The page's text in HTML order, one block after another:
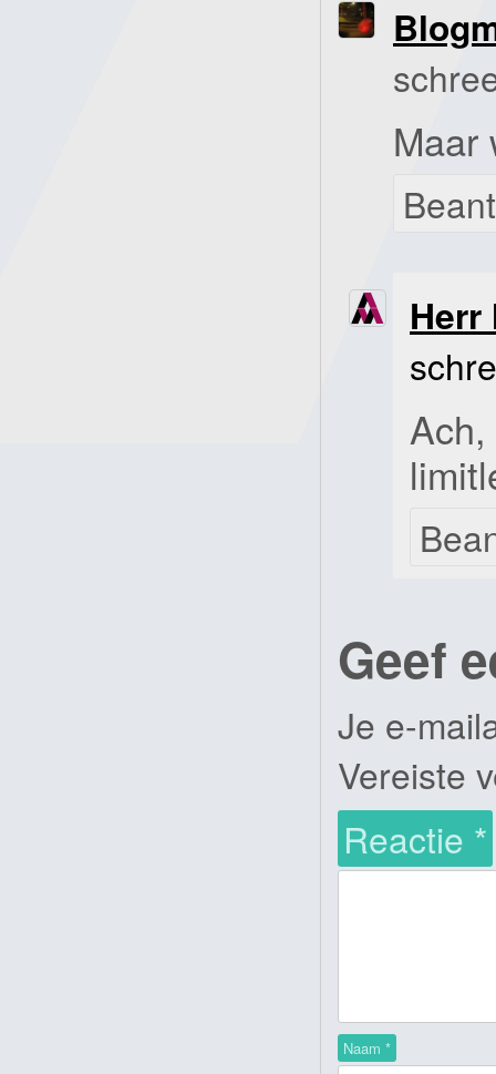
Maar
Herr
Geef
Je e-
Vereiste
Reactie *
Naam *